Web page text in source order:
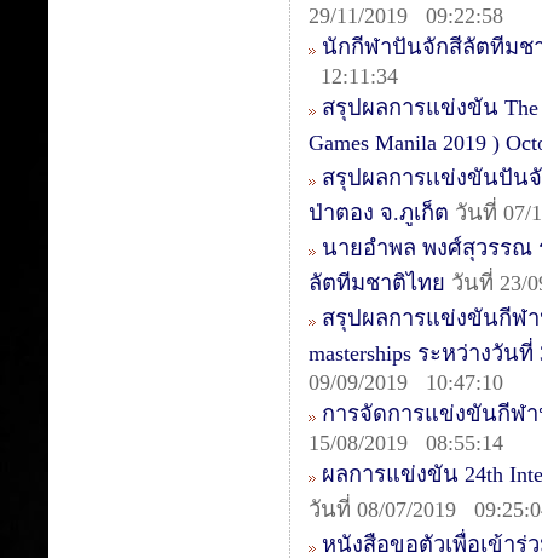
29/11/2019 09:22:58
นักกีฬาปันจักสีลัตทีมช
12:11:34
สรุปผลการแข่งขัน The
Games Manila 2019 )
สรุปผลการเเข่งขันปัน
ป่าตอง จ.ภูเก็ต วันที่ 07/
นายอำพล พงศ์สุวรรณ
ลัตทีมชาติไทย วันที่ 23/
สรุปผลการแข่งขันกีฬา
masterships ระหว่างวั
09/09/2019 10:47:10
การจัดการแข่งขันกีฬา
15/08/2019 08:55:14
ผลการแข่งขัน 24th
วันที่ 08/07/2019
หนังสือขอตัวเพื่อเข้าร่